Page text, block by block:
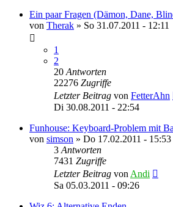
Ein paar Fragen (Dämon, Dane,
von Therak » So 31.07.2011 - 12:11
1
2
20 Antworten
22276 Zugriffe
Letzter Beitrag von FetterAhn
Di 30.08.2011 - 22:54
Funhouse: Keyboard-Problem mit
von simson » Do 17.02.2011 - 15:53
3 Antworten
7431 Zugriffe
Letzter Beitrag von Andi
Sa 05.03.2011 - 09:26